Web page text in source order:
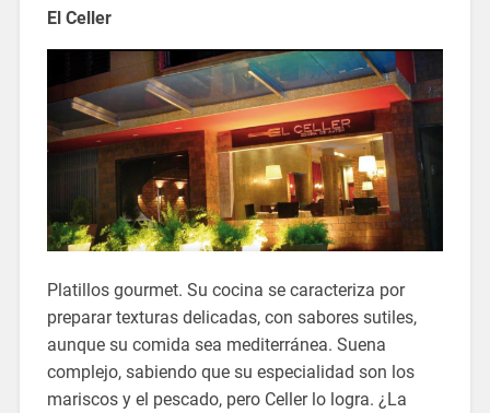
El Celler
Platillos gourmet. Su cocina se caracteriza por
preparar texturas delicadas, con sabores sutiles,
aunque su comida sea mediterránea. Suena
complejo, sabiendo que su especialidad son los
mariscos y el pescado, pero Celler lo logra. ¿La